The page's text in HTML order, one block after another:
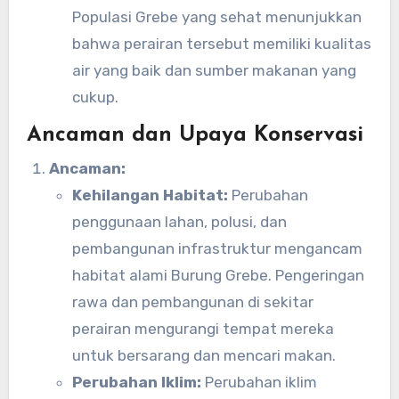
Populasi Grebe yang sehat menunjukkan
bahwa perairan tersebut memiliki kualitas
air yang baik dan sumber makanan yang
cukup.
Ancaman dan Upaya Konservasi
Ancaman:
Kehilangan Habitat: Perubahan
penggunaan lahan, polusi, dan
pembangunan infrastruktur mengancam
habitat alami Burung Grebe. Pengeringan
rawa dan pembangunan di sekitar
perairan mengurangi tempat mereka
untuk bersarang dan mencari makan.
Perubahan Iklim: Perubahan iklim